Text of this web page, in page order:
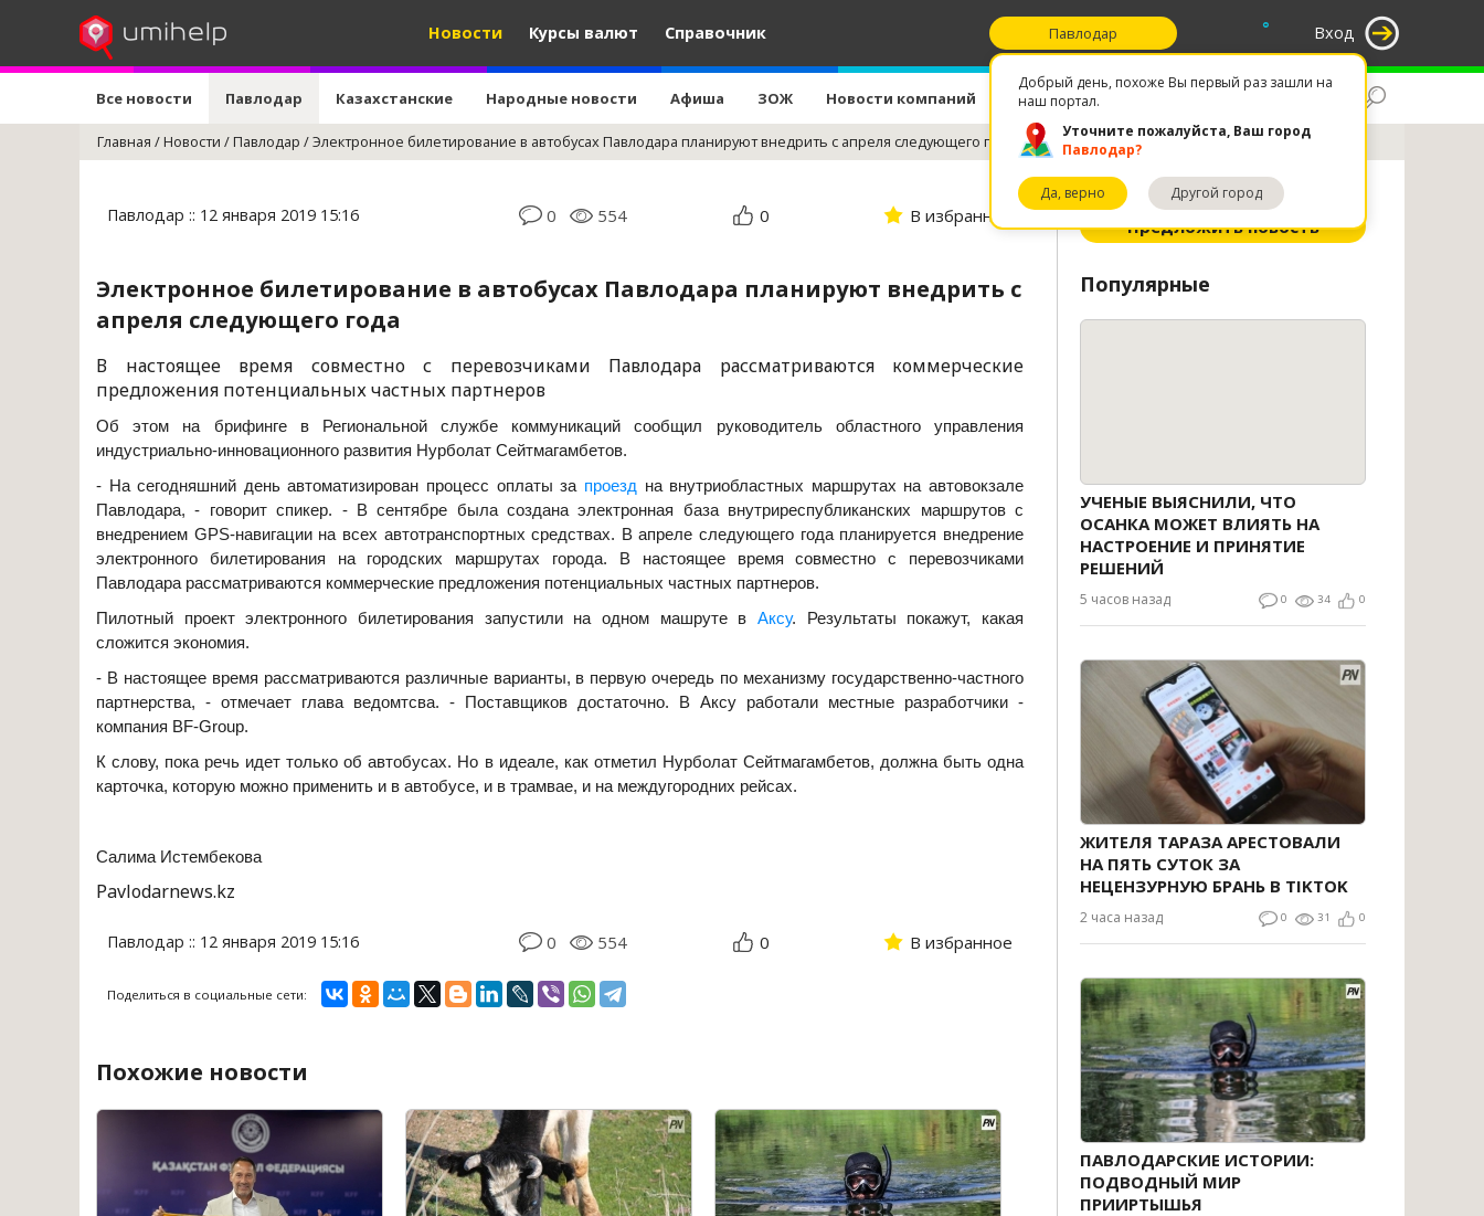
Новости Курсы валют Справочник Вход
°
Павлодар
Добрый день, похоже Вы первый раз зашли на
наш портал.
Уточните пожалуйста, Ваш город
Павлодар?
Да, верно Другой город
Все новости Павлодар Казахстанские Народные новости Афиша ЗОЖ Новости компаний Избранное
Главная /Новости /Павлодар /Электронное билетирование в автобусах Павлодара планируют внедрить с апреля следующего года
Предложить новость
Популярные
УЧЕНЫЕ ВЫЯСНИЛИ, ЧТО
ОСАНКА МОЖЕТ ВЛИЯТЬ НА
НАСТРОЕНИЕ И ПРИНЯТИЕ
РЕШЕНИЙ
5 часов назад 0 34 0
ЖИТЕЛЯ ТАРАЗА АРЕСТОВАЛИ
НА ПЯТЬ СУТОК ЗА
НЕЦЕНЗУРНУЮ БРАНЬ В TIKTOK
2 часа назад 0 31 0
ПАВЛОДАРСКИЕ ИСТОРИИ:
ПОДВОДНЫЙ МИР
ПРИИРТЫШЬЯ
Павлодар :: 12 января 2019 15:16 0 554 0 В избранное
Электронное билетирование в автобусах Павлодара планируют внедрить с
апреля следующего года
В настоящее время совместно с перевозчиками Павлодара рассматриваются коммерческие
предложения потенциальных частных партнеров
Об этом на брифинге в Региональной службе коммуникаций сообщил руководитель областного управления
индустриально-инновационного развития Нурболат Сейтмагамбетов.
- На сегодняшний день автоматизирован процесс оплаты за проезд на внутриобластных маршрутах на автовокзале
Павлодара, - говорит спикер. - В сентябре была создана электронная база внутриреспубликанских маршрутов с
внедрением GPS-навигации на всех автотранспортных средствах. В апреле следующего года планируется внедрение
электронного билетирования на городских маршрутах города. В настоящее время совместно с перевозчиками
Павлодара рассматриваются коммерческие предложения потенциальных частных партнеров.
Пилотный проект электронного билетирования запустили на одном машруте в Аксу. Результаты покажут, какая
сложится экономия.
- В настоящее время рассматриваются различные варианты, в первую очередь по механизму государственно-частного
партнерства, - отмечает глава ведомтсва. - Поставщиков достаточно. В Аксу работали местные разработчики -
компания BF-Group.
К слову, пока речь идет только об автобусах. Но в идеале, как отметил Нурболат Сейтмагамбетов, должна быть одна
карточка, которую можно применить и в автобусе, и в трамвае, и на междугородних рейсах.
Салима Истембекова
Рavlodarnews.kz
Павлодар :: 12 января 2019 15:16 0 554 0 В избранное
Поделиться в социальные сети:
Похожие новости